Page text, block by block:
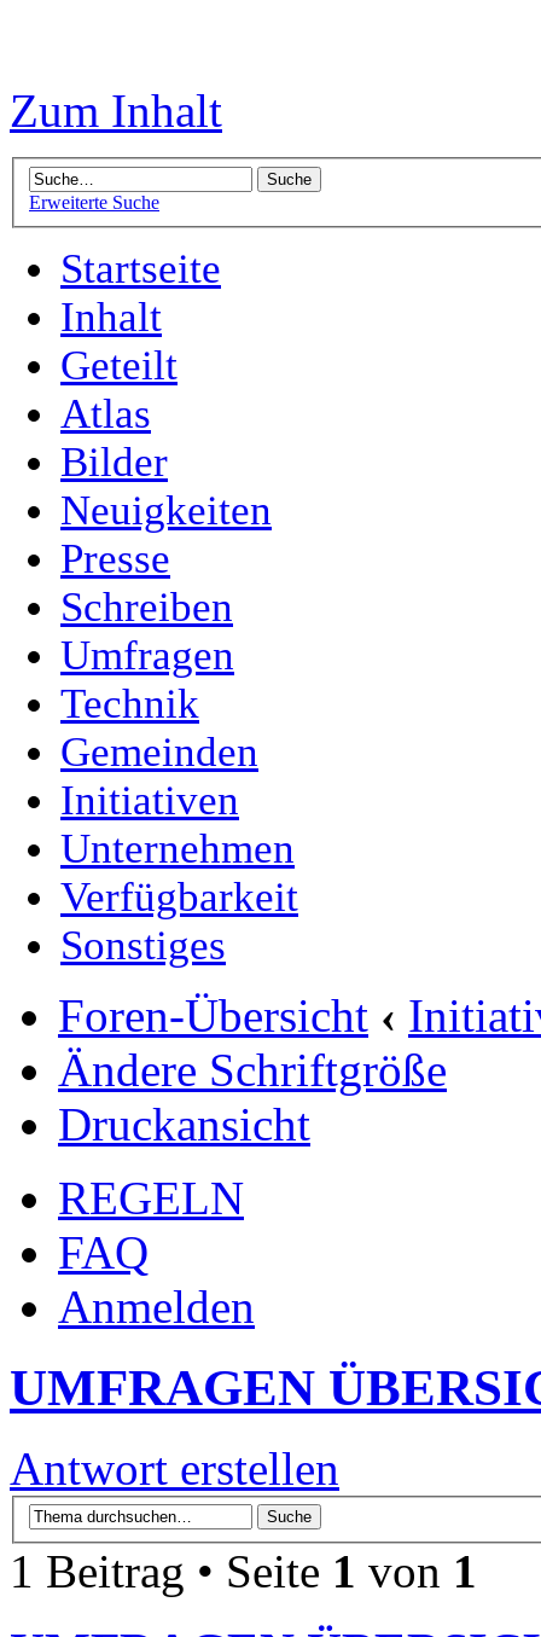
Zum Inhalt
Erweiterte Suche
Startseite
Inhalt
Geteilt
Atlas
Bilder
Neuigkeiten
Presse
Schreiben
Umfragen
Technik
Gemeinden
Initiativen
Unternehmen
Verfügbarkeit
Sonstiges
Foren-Übersicht ‹
Ändere Schriftgröße
Druckansicht
REGELN
FAQ
Anmelden
UMFRAGEN
Antwort erstellen
1 Beitrag • Seite 1 von 1